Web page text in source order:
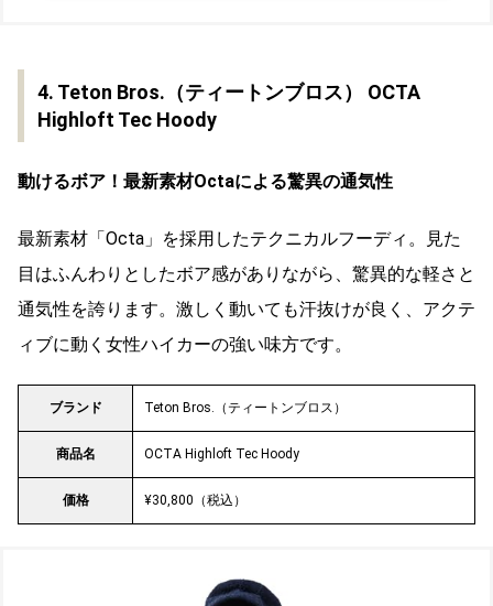
4. Teton Bros.（ティートンブロス） OCTA
Highloft Tec Hoody
動けるボア！最新素材Octaによる驚異の通気性
最新素材「Octa」を採用したテクニカルフーディ。見た
目はふんわりとしたボア感がありながら、驚異的な軽さと
通気性を誇ります。激しく動いても汗抜けが良く、アクテ
ィブに動く女性ハイカーの強い味方です。
ブランド Teton Bros.（ティートンブロス）
商品名 OCTA Highloft Tec Hoody
価格 ¥30,800（税込）